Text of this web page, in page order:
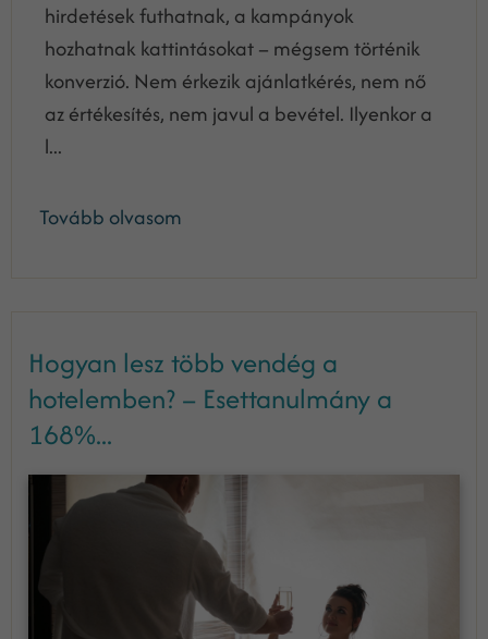
hirdetések futhatnak, a kampányok
hozhatnak kattintásokat – mégsem történik
konverzió. Nem érkezik ajánlatkérés, nem nő
az értékesítés, nem javul a bevétel. Ilyenkor a
l...
Tovább olvasom
Hogyan lesz több vendég a
hotelemben? – Esettanulmány a
168%...